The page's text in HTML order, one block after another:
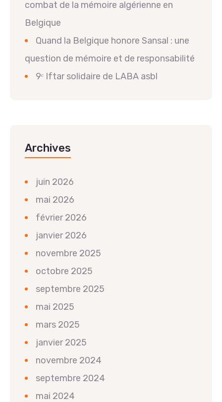
combat de la mémoire algérienne en
Belgique
Quand la Belgique honore Sansal : une
question de mémoire et de responsabilité
9ᵉ Iftar solidaire de LABA asbl
Archives
juin 2026
mai 2026
février 2026
janvier 2026
novembre 2025
octobre 2025
septembre 2025
mai 2025
mars 2025
janvier 2025
novembre 2024
septembre 2024
mai 2024